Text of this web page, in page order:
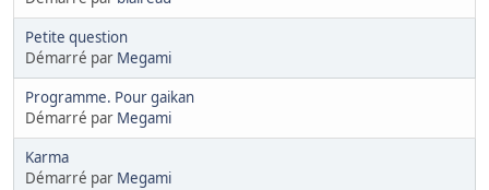
Petite question
Démarré par Megami
Programme. Pour gaikan
Démarré par Megami
Karma
Démarré par Megami